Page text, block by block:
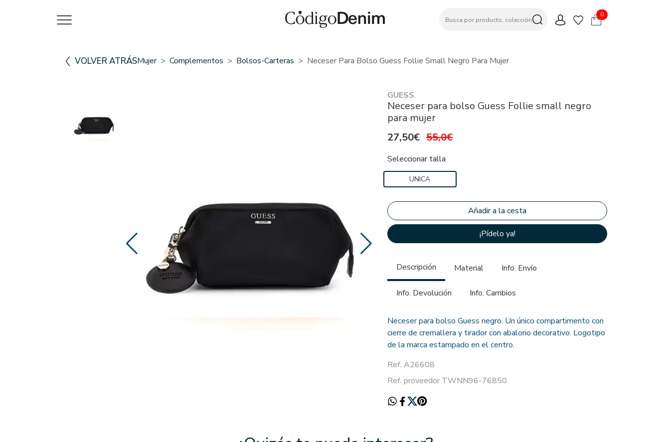
0
VOLVER ATRÁSMujer Complementos Bolsos-Carteras Neceser Para Bolso Guess Follie Small Negro Para Mujer
GUESS
Neceser para bolso Guess Follie small negro
para mujer
27,50€ 55,0€
Seleccionar talla
UNICA
¡Pídelo ya!
Descripción Material Info. Envío
Info. Devolución Info. Cambios
Neceser para bolso Guess negro. Un único compartimento con
cierre de cremallera y tirador con abalorio decorativo. Logotipo
de la marca estampado en el centro.
Ref. A26608
Ref. proveedor TWNN96-76850